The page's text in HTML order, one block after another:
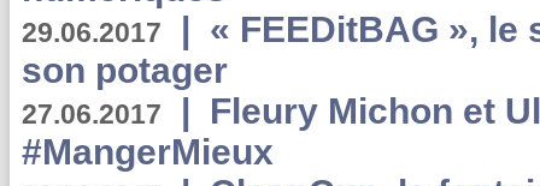
29.06.2017 | « FEEDitBAG », le
son potager
27.06.2017 | Fleury Michon et
#MangerMieux